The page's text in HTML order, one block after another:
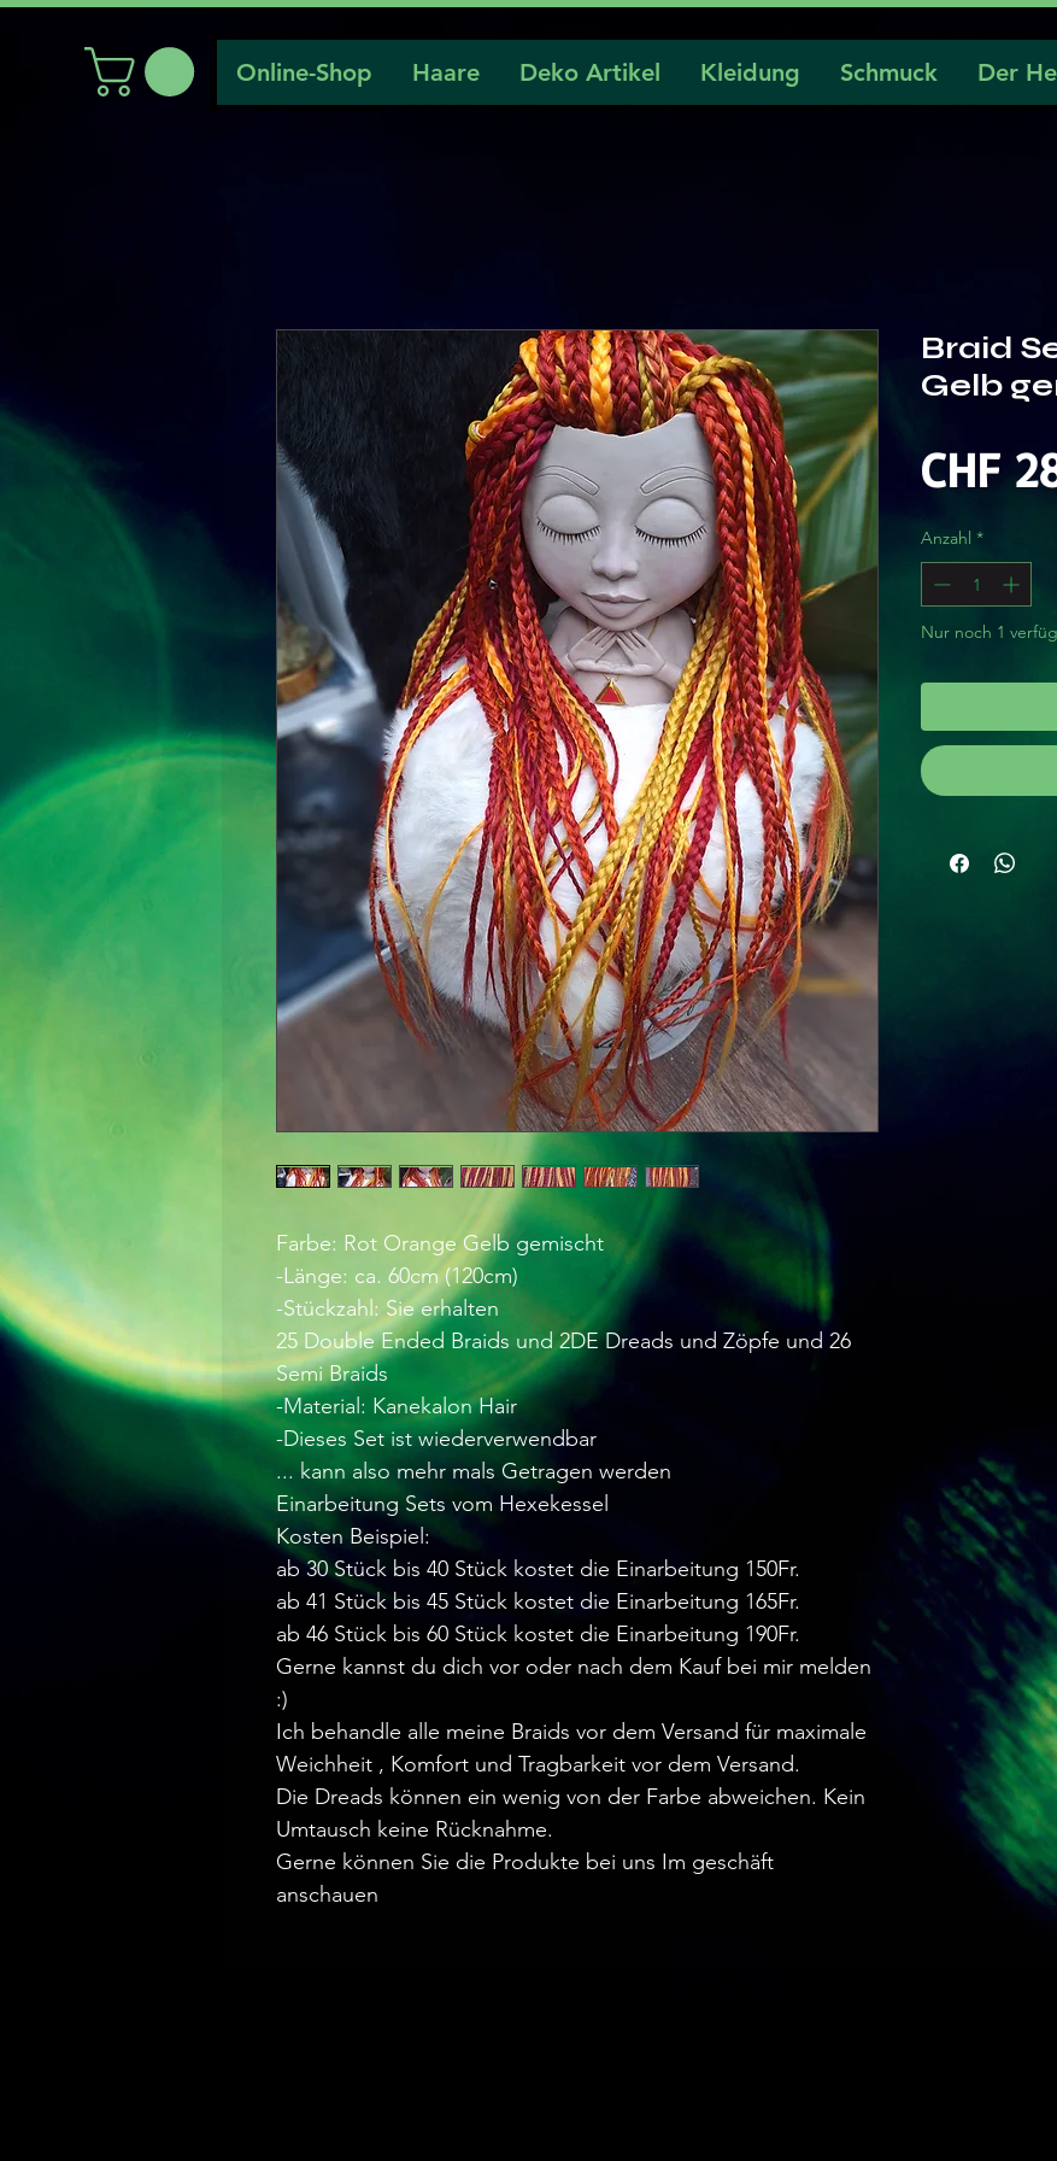
Online-Shop Haare Deko Artikel Kleidung Schmuck Der
Farbe: Rot Orange Gelb gemischt
-Länge: ca. 60cm (120cm)
-Stückzahl: Sie erhalten
25 Double Ended Braids und 2DE Dreads und Zöpfe und 26
Semi Braids
-Material: Kanekalon Hair
-Dieses Set ist wiederverwendbar
... kann also mehr mals Getragen werden
Einarbeitung Sets vom Hexekessel
Kosten Beispiel:
ab 30 Stück bis 40 Stück kostet die Einarbeitung 150Fr.
ab 41 Stück bis 45 Stück kostet die Einarbeitung 165Fr.
ab 46 Stück bis 60 Stück kostet die Einarbeitung 190Fr.
Gerne kannst du dich vor oder nach dem Kauf bei mir melden
:)
Ich behandle alle meine Braids vor dem Versand für maximale
Weichheit , Komfort und Tragbarkeit vor dem Versand.
Die Dreads können ein wenig von der Farbe abweichen. Kein
Umtausch keine Rücknahme.
Gerne können Sie die Produkte bei uns Im geschäft
anschauen
Braid
Gelb
CHF
Anzahl *
Nur noch 1